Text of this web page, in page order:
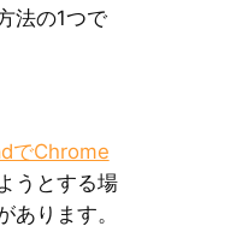
法の1つで
でChrome
うとする場
あります。